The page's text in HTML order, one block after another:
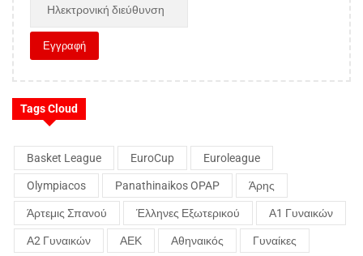
Tags Cloud
Basket League EuroCup Euroleague
Olympiacos Panathinaikos OPAP Άρης
Άρτεμις Σπανού Έλληνες Εξωτερικού Α1 Γυναικών
Α2 Γυναικών ΑΕΚ Αθηναικός Γυναίκες